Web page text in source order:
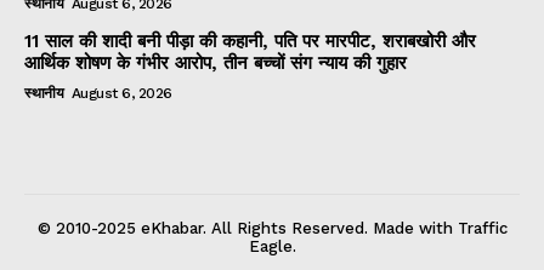
11 साल की शादी बनी पीड़ा की कहानी, पति पर मारपीट, शराबखोरी और
आर्थिक शोषण के गंभीर आरोप, तीन बच्चों संग न्याय की गुहार
स्थानीय August 6, 2026
© 2010-2025 eKhabar. All Rights Reserved. Made with Traffic
Eagle.